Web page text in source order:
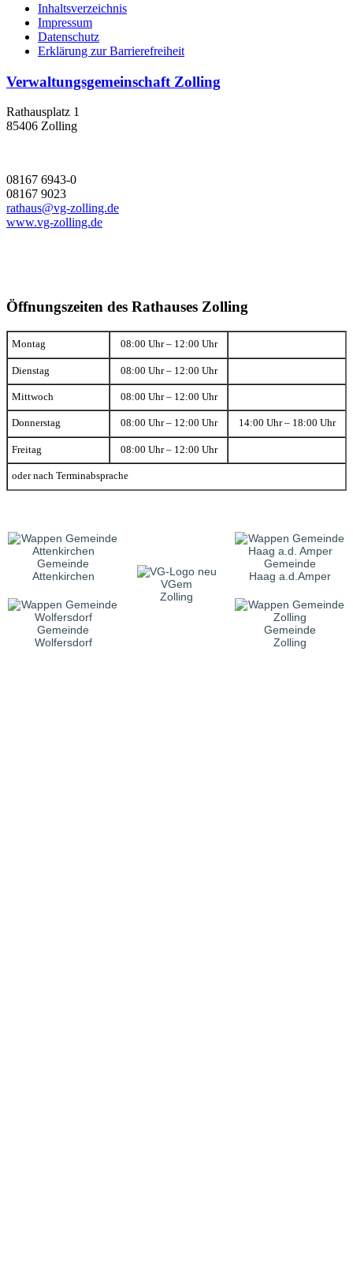
Inhaltsverzeichnis
Impressum
Datenschutz
Erklärung zur Barrierefreiheit
Verwaltungsgemeinschaft Zolling
Rathausplatz 1
85406 Zolling
08167 6943-0
08167 9023
rathaus@vg-zolling.de
www.vg-zolling.de
Öffnungszeiten des Rathauses Zolling
Montag 08:00 Uhr – 12:00 Uhr
Dienstag 08:00 Uhr – 12:00 Uhr
Mittwoch 08:00 Uhr – 12:00 Uhr
Donnerstag 08:00 Uhr – 12:00 Uhr 14:00 Uhr – 18:00 Uhr
Freitag 08:00 Uhr – 12:00 Uhr
oder nach Terminabsprache
Gemeinde
Attenkirchen
VGem
Zolling
Gemeinde
Haag a.d.Amper
Gemeinde
Wolfersdorf
Gemeinde
Zolling